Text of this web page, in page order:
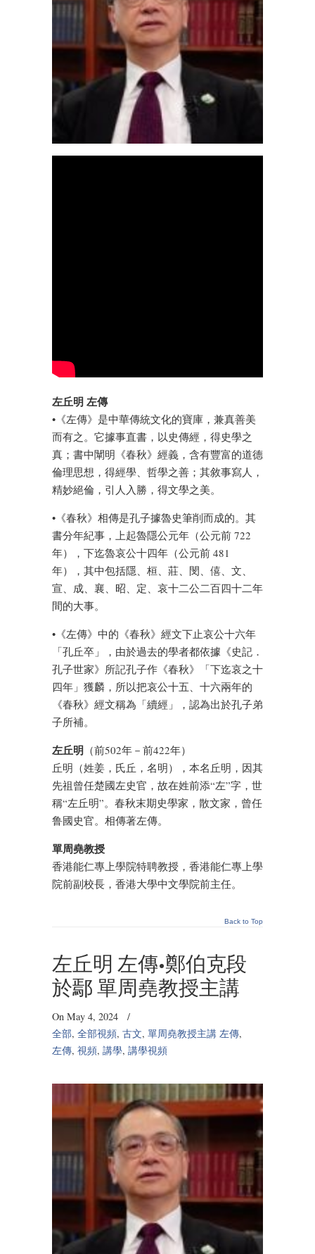
左丘明 左傳
•《左傳》是中華傳統文化的寶庫，兼真善美
而有之。它據事直書，以史傳經，得史學之
真；書中闡明《春秋》經義，含有豐富的道德
倫理思想，得經學、哲學之善；其敘事寫人，
精妙絕倫，引人入勝，得文學之美。
•《春秋》相傳是孔子據魯史筆削而成的。其
書分年紀事，上起魯隱公元年（公元前 722
年），下迄魯哀公十四年（公元前 481
年），其中包括隱、桓、莊、閔、僖、文、
宣、成、襄、昭、定、哀十二公二百四十二年
間的大事。
•《左傳》中的《春秋》經文下止哀公十六年
「孔丘卒」，由於過去的學者都依據《史記．
孔子世家》所記孔子作《春秋》「下迄哀之十
四年」獲麟，所以把哀公十五、十六兩年的
《春秋》經文稱為「續經」，認為出於孔子弟
子所補。
左丘明 （前502年－前422年）
丘明（姓姜，氏丘，名明），本名丘明，因其
先祖曾任楚國左史官，故在姓前添“左”字，世
稱“左丘明”。春秋末期史學家，散文家，曾任
鲁國史官。相傳著左傳。
單周堯教授
香港能仁專上學院特聘教授，香港能仁專上學
院前副校長，香港大學中文學院前主任。
Back to Top
左丘明 左傳•鄭伯克段
於鄢 單周堯教授主講
On May 4, 2024
/
全部, 全部視頻, 古文, 單周堯教授主講 左傳,
左傳, 視頻, 講學, 講學視頻